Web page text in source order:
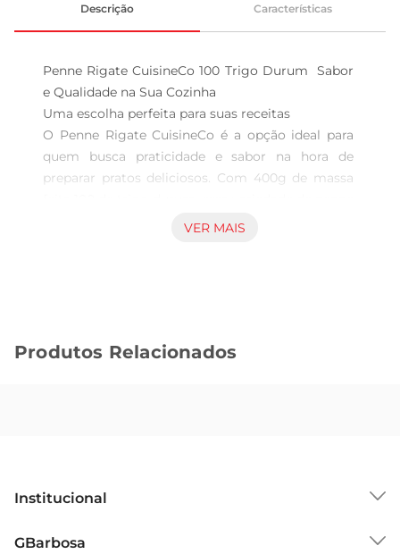
Descrição Características
Penne Rigate CuisineCo 100 Trigo Durum  Sabor
e Qualidade na Sua Cozinha
Uma escolha perfeita para suas receitas
O Penne Rigate CuisineCo é a opção ideal para
quem busca praticidade e sabor na hora de
preparar pratos deliciosos. Com 400g de massa
é perfeita para absorver molhos e temperos,
Produzido com trigo durum de alta qualidade, o
pratos variados que agradam a toda a família.
Para um prato simples e delicioso, cozinhe o
VER MAIS
Produtos Relacionados
Institucional
GBarbosa